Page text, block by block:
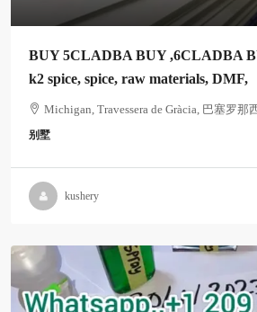
BUY 5CLADBA BUY ,6CLADBA
k2 spice, spice, raw materials, DMF,
Michigan, Travessera de Gràcia, 巴塞罗那
别墅
kushery